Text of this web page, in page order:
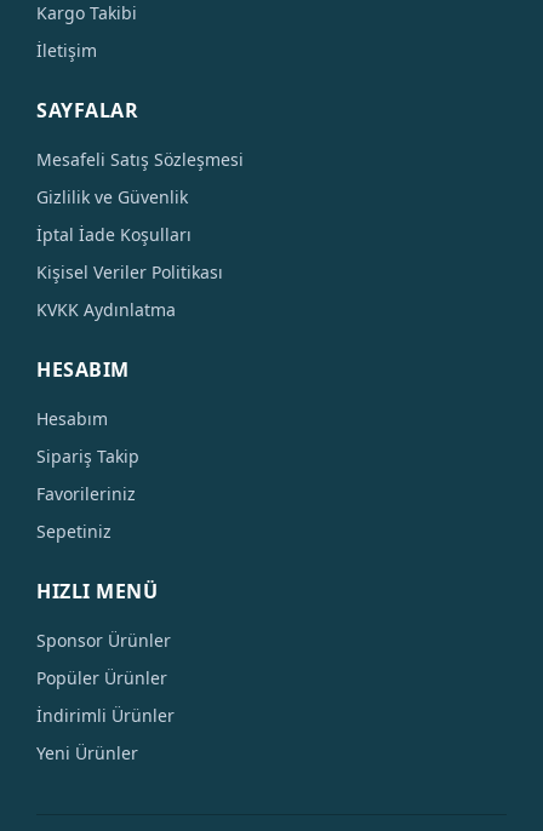
Kargo Takibi
İletişim
SAYFALAR
Mesafeli Satış Sözleşmesi
Gizlilik ve Güvenlik
İptal İade Koşulları
Kişisel Veriler Politikası
KVKK Aydınlatma
HESABIM
Hesabım
Sipariş Takip
Favorileriniz
Sepetiniz
HIZLI MENÜ
Sponsor Ürünler
Popüler Ürünler
İndirimli Ürünler
Yeni Ürünler